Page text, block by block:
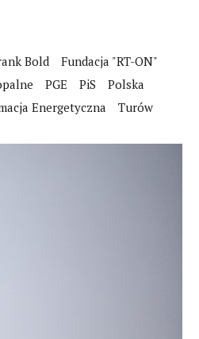
Bold
Fundacja "RT-ON"
PGE PiS
Polska
Energetyczna
Turów